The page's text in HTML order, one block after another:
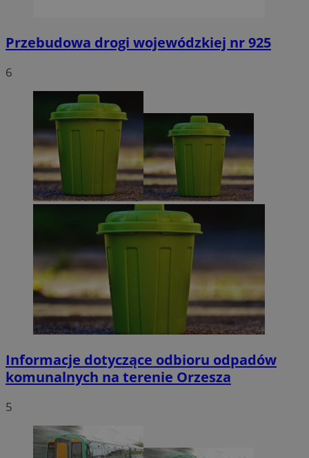
Przebudowa drogi wojewódzkiej nr 925
6
Informacje dotyczące odbioru odpadów
komunalnych na terenie Orzesza
5